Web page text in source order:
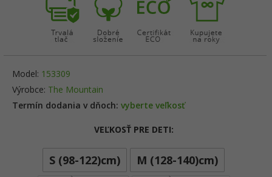
Model: 153309
Termín dodania v dňoch: vyberte veľkosť
Výrobce: The Mountain
VEĽKOSŤ PRE DETI:
S (98-122)cm)
M (128-140)cm)